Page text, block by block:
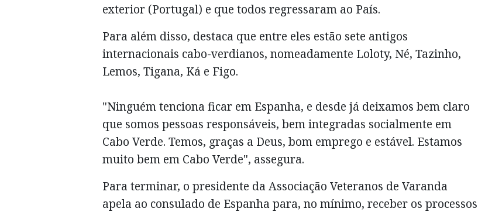
exterior (Portugal) e que todos regressaram ao País.
Para além disso, destaca que entre eles estão sete antigos
internacionais cabo-verdianos, nomeadamente Loloty, Né, Tazinho,
Lemos, Tigana, Ká e Figo.
"Ninguém tenciona ficar em Espanha, e desde já deixamos bem claro
que somos pessoas responsáveis, bem integradas socialmente em
Cabo Verde. Temos, graças a Deus, bom emprego e estável. Estamos
muito bem em Cabo Verde", assegura.
Para terminar, o presidente da Associação Veteranos de Varanda
apela ao consulado de Espanha para, no mínimo, receber os processos